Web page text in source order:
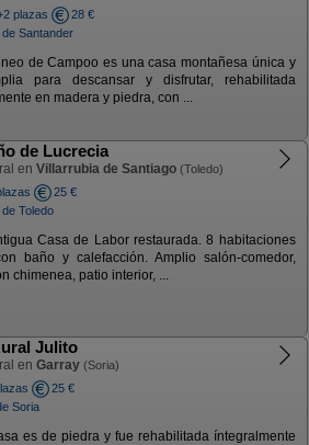
plazas
28 €
Santander
de Campoo es una casa montañesa única y
para descansar y disfrutar, rehabilitada
en madera y piedra, con ...
de Lucrecia
en Villarrubia de Santiago (Toledo)
25 €
Toledo
Casa de Labor restaurada. 8 habitaciones
baño y calefacción. Amplio salón-comedor,
chimenea, patio interior, ...
Julito
en Garray (Soria)
25 €
Soria
es de piedra y fue rehabilitada íntegralmente